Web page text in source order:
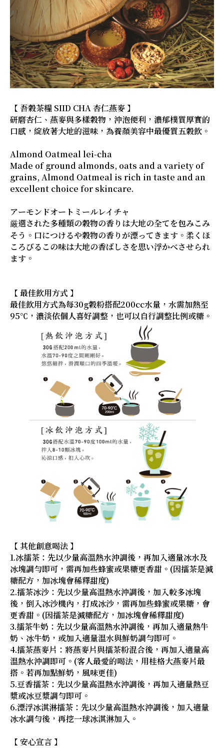
【 吾穀茶糧 SIID CHA 杏仁燕麥 】
研磨杏仁、燕麥與多樣穀物，沖泡便利，濃郁樸質厚實的
口感，綻放著大地的滋味，為養顏美容中最優質五穀飲。
Almond Oatmeal lei-cha
Made of ground almonds, oats and a variety of
grains, Almond Oatmeal is rich in taste and an
excellent choice for skincare.
アーモンドオートミールレイチャ
厳選された多種類の穀物の香りは大地の全てを包みこみ
そう。口につけるや穀物の香りが漂ってきます。柔くほ
ころびるこの味は大地の香ばしさを思い浮かべさせられ
ます。
【 最佳飲用方式 】
最佳飲用方式為每30g穀粉搭配200cc水量，水需加熱至
95℃，濃淡依個人喜好調整，也可以自行調整比例或糖。
【 其他創意喝法 】
1.冰擂茶：先以少量高溫熱水沖調後，再加入適量冰水及
冰塊調勻即可，需再加些蜂蜜或果糖更香甜。(因擂茶是減
糖配方，加冰塊會稀釋甜度)
2.擂茶冰沙：先以少量高溫熱水沖調後，加入較多冰塊
後，倒入冰沙機內，打成冰沙，需再加些蜂蜜或果糖，會
更香甜。(因擂茶是減糖配方，加冰塊會稀釋甜度)
3.擂茶牛奶：先以少量高溫熱水沖調後，再加入適量熱牛
奶、冰牛奶，或加入適量溫水與鮮奶調勻即可。
4.擂茶燕麥片：將燕麥片與擂茶粉混合後，再加入適量高
溫熱水沖調即可。(客人最愛的喝法，用桂格大燕麥片最
搭。若再加點鮮奶，風味更佳)
5.豆香擂茶：先以少量高溫熱水沖調後，再加入適量熱豆
漿或冰豆漿調勻即可。
6.漂浮冰淇淋擂茶：先以少量高溫熱水沖調後，加入適量
冰水調勻後，再挖一球冰淇淋加入。
【 安心宣言 】